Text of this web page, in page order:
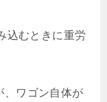
込むときに重労
、ワゴン自体が